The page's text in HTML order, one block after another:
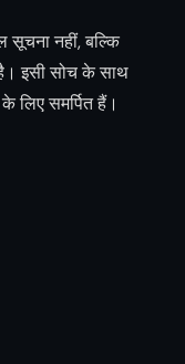
नहीं, बल्कि
इसी सोच के साथ
समर्पित हैं।